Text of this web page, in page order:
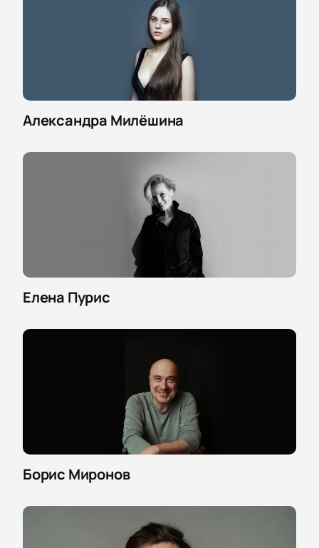
Александра Милёшина
Елена Пурис
Борис Миронов